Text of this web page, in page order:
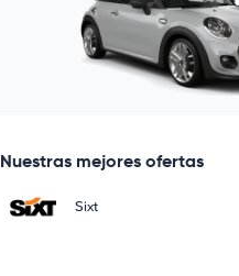
Nuestras mejores ofertas
Sixt